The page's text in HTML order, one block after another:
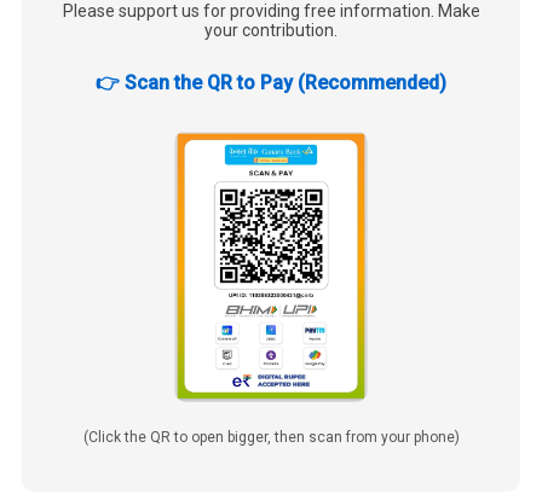
Please support us for providing free information. Make
your contribution.
👉 Scan the QR to Pay (Recommended)
(Click the QR to open bigger, then scan from your phone)